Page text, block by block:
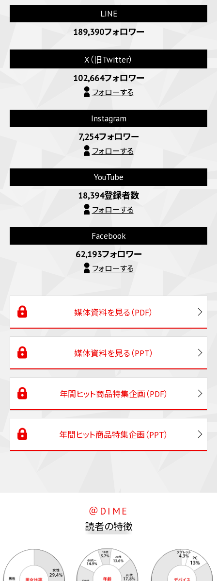
LINE
189,390フォロワー
X（旧Twitter）
102,664フォロワー
フォローする
Instagram
7,254フォロワー
フォローする
YouTube
18,394登録者数
フォローする
Facebook
62,193フォロワー
フォローする
媒体資料を見る（PDF）
媒体資料を見る（PPT）
年間ヒット商品特集企画（PDF）
年間ヒット商品特集企画（PPT）
＠DIME
読者の特徴